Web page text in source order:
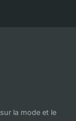
la mode et le